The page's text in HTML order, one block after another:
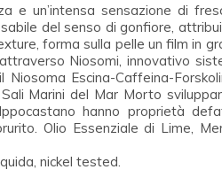
un’intensa sensazione di
del senso di gonfiore,
forma sulla pelle un film in
Niosomi, innovativo
Niosoma Escina-Caffeina-
Marini del Mar Morto
hanno proprietà
Olio Essenziale di Lime,
nickel tested.